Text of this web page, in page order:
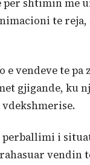
shtimin me
te
e vendeve te
gjigande, ku
i
vendin